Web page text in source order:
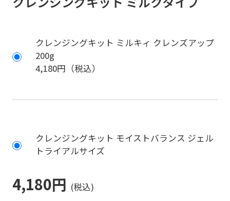
クレンジングキット ミルキィ クレンズアップ
200g
4,180
クレンジングキット モイストバランス ジェル
トライアルサイズ
4,180円